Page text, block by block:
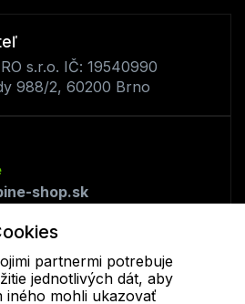
s.r.o. IČ: 19540990
988/2, 60200 Brno
shop.sk
270 053
partnermi potrebuje
jednotlivých dát, aby
iného mohli ukazovať